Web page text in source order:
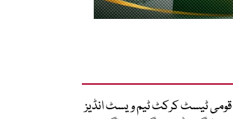
قومی ٹیسٹ کرکٹ ٹیم ویسٹ انڈیز